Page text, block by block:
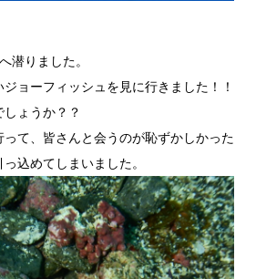
潜りました。
ョーフィッシュを見に行きました！！
ょうか？？
て、皆さんと会うのが恥ずかしかった
込めてしまいました。